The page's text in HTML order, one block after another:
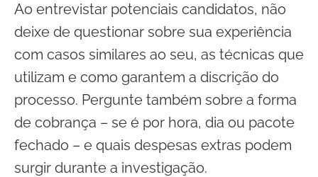
Ao entrevistar potenciais candidatos, não
deixe de questionar sobre sua experiência
com casos similares ao seu, as técnicas que
utilizam e como garantem a discrição do
processo. Pergunte também sobre a forma
de cobrança – se é por hora, dia ou pacote
fechado – e quais despesas extras podem
surgir durante a investigação.